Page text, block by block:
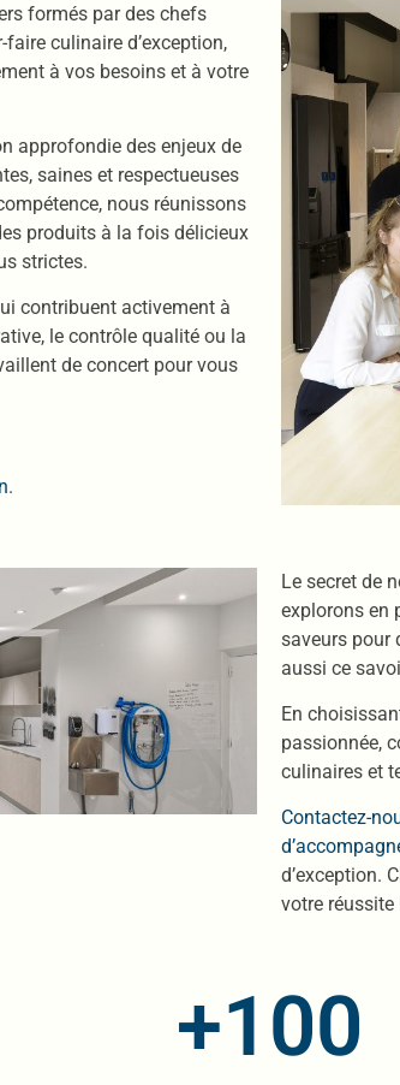
formés par des chefs
culinaire d’exception,
à vos besoins et à votre
approfondie des enjeux de
saines et respectueuses
nous réunissons
produits à la fois délicieux
strictes.
contribuent activement à
le contrôle qualité ou la
de concert pour vous
.
Le secret de
explorons en
saveurs pour
aussi ce
En
passionnée,
culinaires et
Contactez-
d’exception.
votre réussite
+100